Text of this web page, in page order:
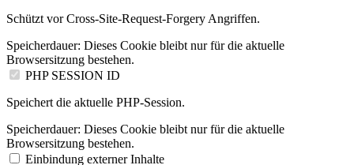
Schützt vor Cross-Site-Request-Forgery Angriffen.
Speicherdauer: Dieses Cookie bleibt nur für die aktuelle
Browsersitzung bestehen.
PHP SESSION ID
Speichert die aktuelle PHP-Session.
Speicherdauer: Dieses Cookie bleibt nur für die aktuelle
Browsersitzung bestehen.
Einbindung externer Inhalte